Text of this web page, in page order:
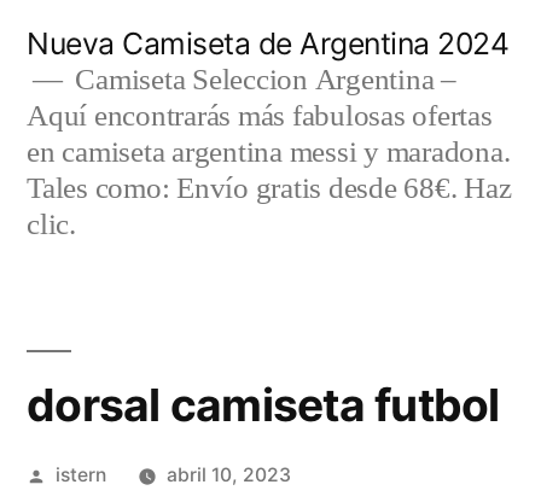
contenido
Nueva Camiseta de Argentina 2024
Camiseta Seleccion Argentina –
Aquí encontrarás más fabulosas ofertas
en camiseta argentina messi y maradona.
Tales como: Envío gratis desde 68€. Haz
clic.
dorsal camiseta futbol
Publicado
istern abril 10, 2023